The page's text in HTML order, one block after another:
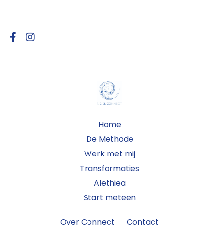
Home
De Methode
Werk met mij
Transformaties
Alethiea
Start meteen
Over Connect
Contact